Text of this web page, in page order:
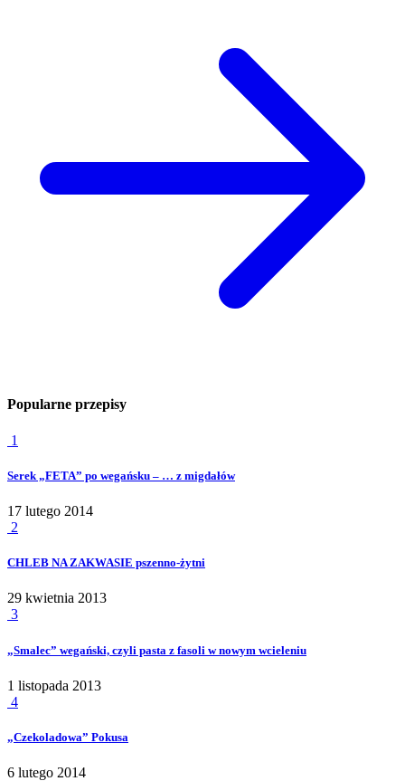
Popularne przepisy
1
Serek „FETA” po wegańsku – … z migdałów
17 lutego 2014
2
CHLEB NA ZAKWASIE pszenno-żytni
29 kwietnia 2013
3
„Smalec” wegański, czyli pasta z fasoli w nowym wcieleniu
1 listopada 2013
4
„Czekoladowa” Pokusa
6 lutego 2014